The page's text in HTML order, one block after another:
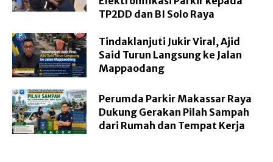
TP2DD dan BI Solo Raya
Tindaklanjuti Jukir Viral, Ajid
Said Turun Langsung ke Jalan
Mappaodang
Perumda Parkir Makassar Raya
Dukung Gerakan Pilah Sampah
dari Rumah dan Tempat Kerja